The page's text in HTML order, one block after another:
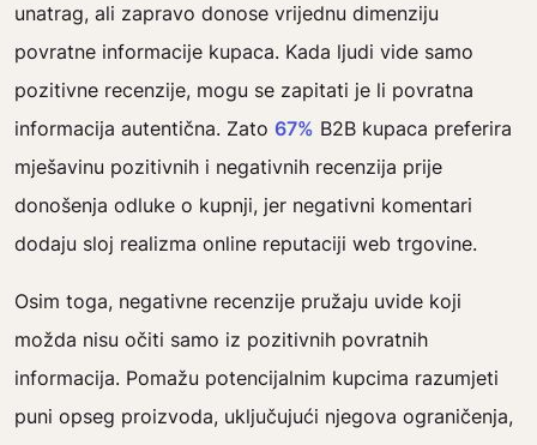
unatrag, ali zapravo donose vrijednu dimenziju
povratne informacije kupaca. Kada ljudi vide samo
pozitivne recenzije, mogu se zapitati je li povratna
informacija autentična. Zato 67% B2B kupaca preferira
mješavinu pozitivnih i negativnih recenzija prije
donošenja odluke o kupnji, jer negativni komentari
dodaju sloj realizma online reputaciji web trgovine.
Osim toga, negativne recenzije pružaju uvide koji
možda nisu očiti samo iz pozitivnih povratnih
informacija. Pomažu potencijalnim kupcima razumjeti
puni opseg proizvoda, uključujući njegova ograničenja,